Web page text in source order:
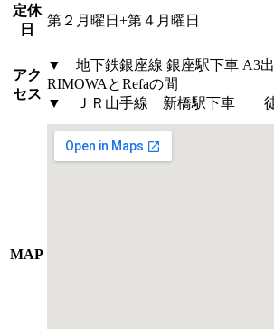
定休
日
第２月曜日+第４月曜日
アク
セス
▼ 地下鉄銀座線 銀座駅下車 A3
RIMOWAとRefaの間
▼ ＪＲ山手線 新橋駅下車 徒
MAP